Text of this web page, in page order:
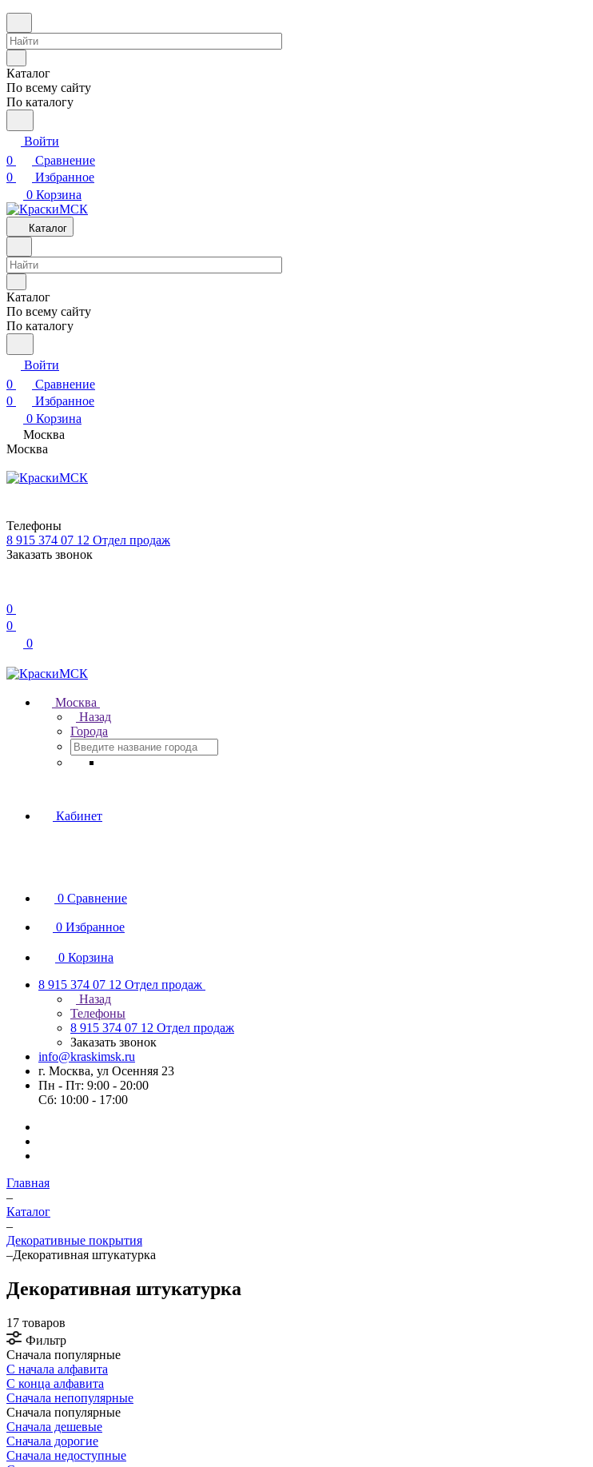
Каталог
По всему сайту
По каталогу
Войти
0
Сравнение
0
Избранное
0 Корзина
Каталог
Каталог
По всему сайту
По каталогу
Войти
0
Сравнение
0
Избранное
0 Корзина
Москва
Москва
Телефоны
8 915 374 07 12 Отдел продаж
Заказать звонок
0
0
0
Москва
Назад
Города
Кабинет
0 Сравнение
0 Избранное
0 Корзина
8 915 374 07 12 Отдел продаж
Назад
Телефоны
8 915 374 07 12 Отдел продаж
Заказать звонок
info@kraskimsk.ru
г. Москва, ул Осенняя 23
Пн - Пт: 9:00 - 20:00
Сб: 10:00 - 17:00
Главная
–
Каталог
–
Декоративные покрытия
–Декоративная штукатурка
Декоративная штукатурка
17 товаров
Фильтр
Сначала популярные
С начала алфавита
С конца алфавита
Сначала непопулярные
Сначала популярные
Сначала дешевые
Сначала дорогие
Сначала недоступные